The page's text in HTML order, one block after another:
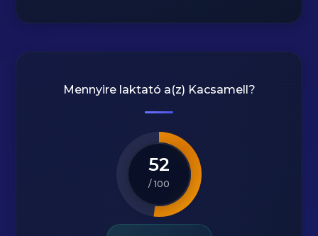
Mennyire laktató a(z) Kacsamell?
52
/ 100